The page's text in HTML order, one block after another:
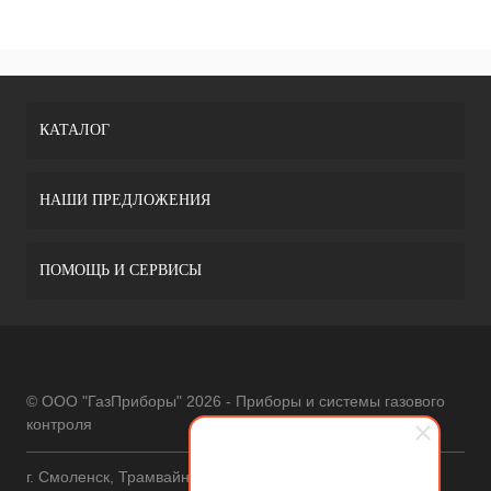
КАТАЛОГ
НАШИ ПРЕДЛОЖЕНИЯ
ПОМОЩЬ И СЕРВИСЫ
© ООО "ГазПриборы" 2026 - Приборы и системы газового
контроля
г. Смоленск, Трамвайный проезд, 12